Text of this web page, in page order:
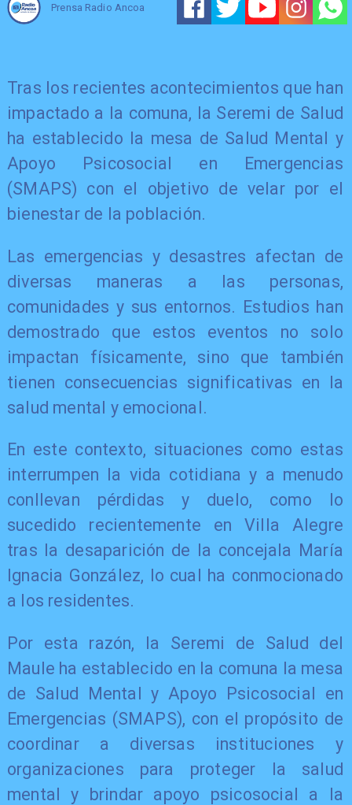
Prensa Radio Ancoa
Tras los recientes acontecimientos que han
impactado a la comuna, la Seremi de Salud
ha establecido la mesa de Salud Mental y
Apoyo Psicosocial en Emergencias
(SMAPS) con el objetivo de velar por el
bienestar de la población.
Las emergencias y desastres afectan de
diversas maneras a las personas,
comunidades y sus entornos. Estudios han
demostrado que estos eventos no solo
impactan físicamente, sino que también
tienen consecuencias significativas en la
salud mental y emocional.
En este contexto, situaciones como estas
interrumpen la vida cotidiana y a menudo
conllevan pérdidas y duelo, como lo
sucedido recientemente en Villa Alegre
tras la desaparición de la concejala María
Ignacia González, lo cual ha conmocionado
a los residentes.
Por esta razón, la Seremi de Salud del
Maule ha establecido en la comuna la mesa
de Salud Mental y Apoyo Psicosocial en
Emergencias (SMAPS), con el propósito de
coordinar a diversas instituciones y
organizaciones para proteger la salud
mental y brindar apoyo psicosocial a la